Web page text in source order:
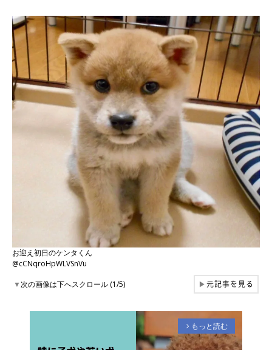
お迎え初日のケンタくん
@cCNqroHpWLVSnVu
▼次の画像は下へスクロール (1/5) ▶元記事を見る
arrow_forward_ios もっと読む